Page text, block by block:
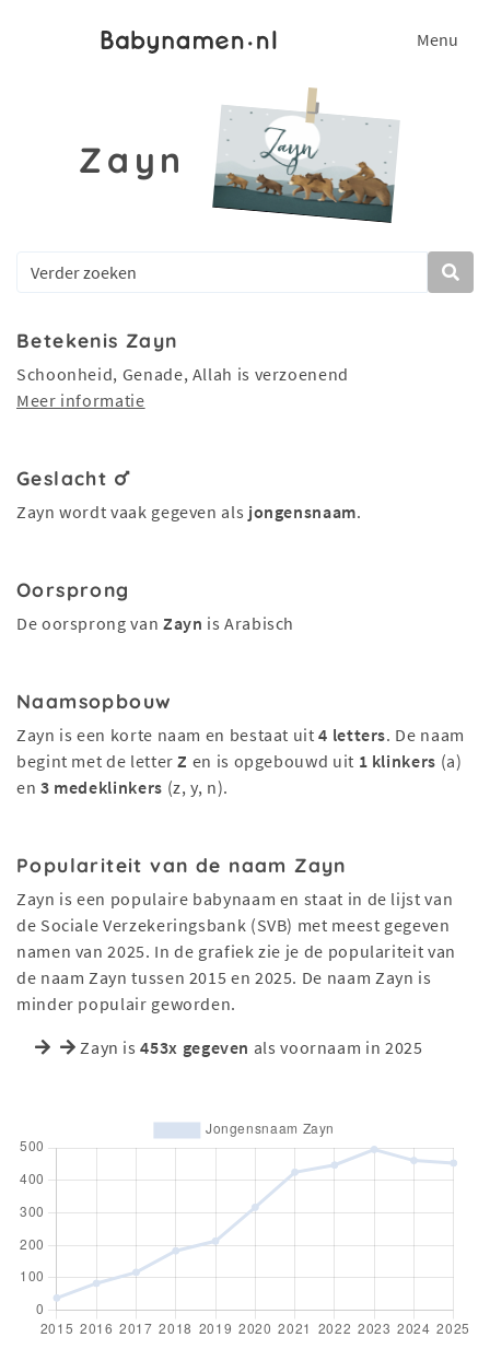
Menu
Zayn
Betekenis Zayn
Schoonheid, Genade, Allah is verzoenend
Meer informatie
Geslacht
Zayn wordt vaak gegeven als jongensnaam.
Oorsprong
De oorsprong van Zayn is Arabisch
Naamsopbouw
Zayn is een korte naam en bestaat uit4 letters. De naam
begint met de letterZ en is opgebouwd uit 1 klinkers (a)
en 3 medeklinkers (z, y, n).
Populariteit van de naam Zayn
Zayn is een populaire babynaam en staat in de lijst van
de Sociale Verzekeringsbank (SVB) met meest gegeven
namen van 2025. In de grafiek zie je de populariteit van
de naam Zayn tussen 2015 en 2025. De naam Zayn is
minder populair geworden.
Zayn is453x gegeven als voornaam in 2025